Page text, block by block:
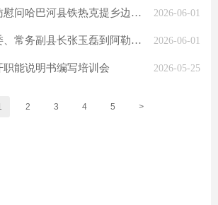
2026-06-01
阿勒泰公司走访慰问哈巴河县铁热克提乡边检员
2026-06-01
哈巴河县委常委、常务副县长张玉磊到阿勒泰公司选矿厂指导工作
2026-05-25
职能说明书编写培训会
2 3 4 5 >